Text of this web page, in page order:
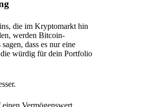
die im Kryptomarkt hin
werden Bitcoin-
dass es nur eine
würdig für dein Portfolio
Vermögenswert